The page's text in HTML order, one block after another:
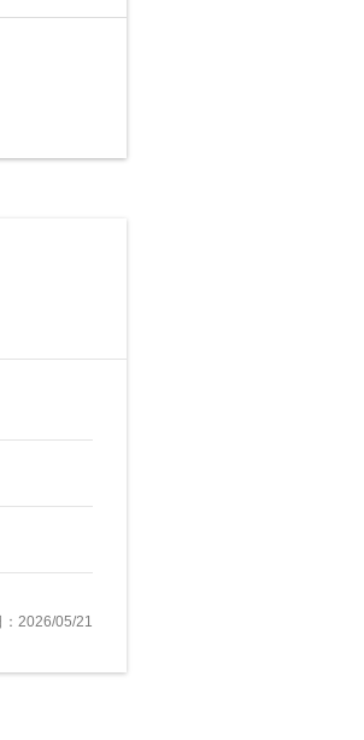
2026/05/21